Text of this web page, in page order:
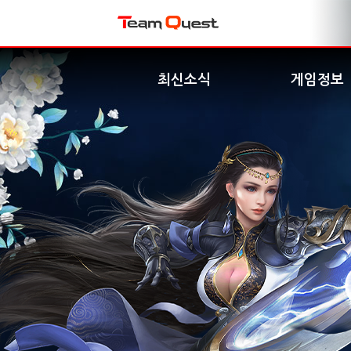
최신소식 게임정보